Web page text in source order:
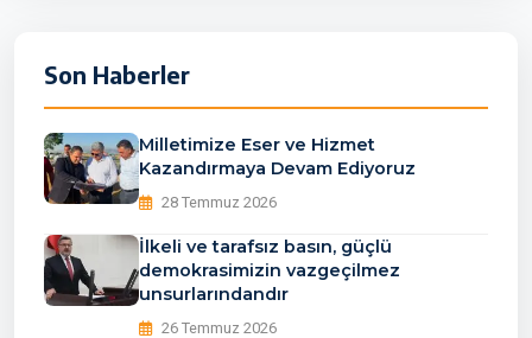
Son Haberler
Milletimize Eser ve Hizmet
Kazandırmaya Devam Ediyoruz
28 Temmuz 2026
İlkeli ve tarafsız basın, güçlü
demokrasimizin vazgeçilmez
unsurlarındandır
26 Temmuz 2026